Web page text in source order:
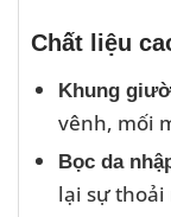
Chất liệu
Khung
vênh, mối
Bọc da
lại sự thoải